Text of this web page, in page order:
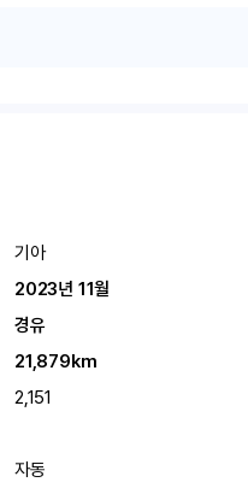
기아
2023년 11월
경유
21,879km
2,151
자동